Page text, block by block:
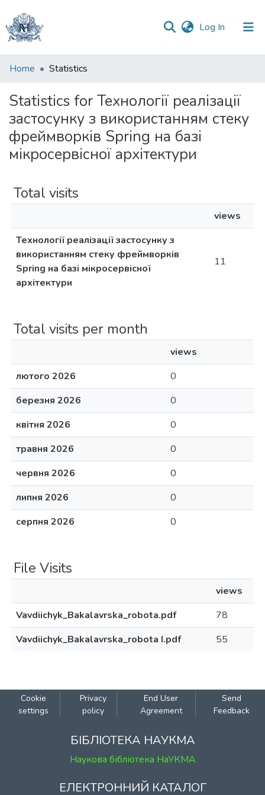
Log In (current)
Communities
Collections
All of DSpace
Home Statistics
Statistics for Технології реалізації
застосунку з використанням стеку
фреймворків Spring на базі
мікросервісної архітектури
Total visits
views
Технології реалізації застосунку з
використанням стеку фреймворків
Spring на базі мікросервісної
архітектури
11
Total visits per month
views
лютого 2026
0
березня 2026
0
квітня 2026
0
травня 2026
0
червня 2026
0
липня 2026
0
серпня 2026
0
File Visits
views
Vavdiichyk_Bakalavrska_robota.pdf
78
Vavdiichyk_Bakalavrska_robota І.pdf
55
Cookie
settings
Privacy
policy
End User
Agreement
Send
Feedback
БІБЛІОТЕКА НАУКМА
Наукова бібліотека НаУКМА
ЕЛЕКТРОННИЙ КАТАЛОГ